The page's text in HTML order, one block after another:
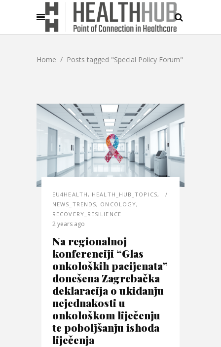
Home / Posts tagged "Special Policy Forum"
EU4HEALTH , HEALTH_HUB_TOPICS,
NEWS_TRENDS, ONCOLOGY,
RECOVERY_RESILIENCE
2 years ago
Na regionalnoj
konferenciji “Glas
onkoloških pacijenata”
donešena Zagrebačka
deklaracija o ukidanju
nejednakosti u
onkološkom liječenju
te poboljšanju ishoda
liječenja